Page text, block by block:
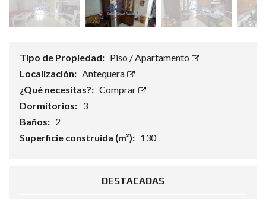
Tipo de Propiedad: Piso / Apartamento
Localización: Antequera
¿Qué necesitas?: Comprar
Dormitorios: 3
Baños: 2
Superficie construida (m²): 130
DESTACADAS